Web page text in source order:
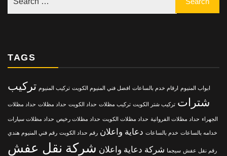
TAGS
ابواب المنيوم ارقام خدم بالساعات افضل فني المنيوم الكويت تركيب المنيوم تركيب
شترات تركيب شتر الكويت تركيب مظلات حداد الكويت حداد مظلات حداد مظلات
الجهراء حداد مظلات الفروانية حداد مظلات الكويت حداد مظلات رخيص حداد مظلات سيارات
خدامه بالساعات خدم بالساعات دعاية واعلان رقم حداد الكويت رقم فني المنيوم هندي
رقم نقل عفش سيجما شركة دعاية واعلان شركة نقل عفش